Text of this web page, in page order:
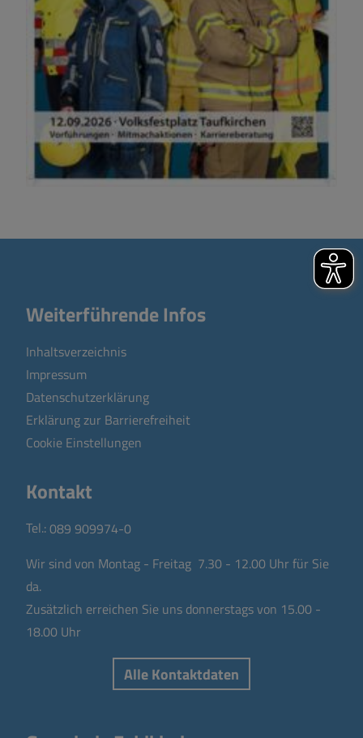
Weiterführende Infos
Inhaltsverzeichnis
Impressum
Datenschutzerklärung
Erklärung zur Barrierefreiheit
Cookie Einstellungen
Kontakt
Tel.:089 909974-0
Wir sind von Montag - Freitag 7.30 - 12.00 Uhr für Sie
da.
Zusätzlich erreichen Sie uns donnerstags von 15.00 -
18.00 Uhr
Alle Kontaktdaten